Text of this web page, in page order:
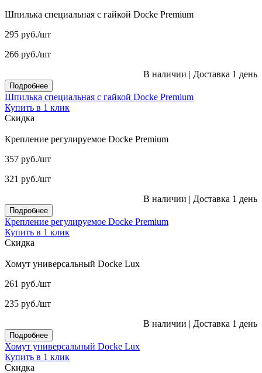
Шпилька специальная с гайкой Docke Premium
295 руб./шт
266 руб./шт
В наличии | Доставка 1 день
Подробнее
Шпилька специальная с гайкой Docke Premium
Купить в 1 клик
Скидка
Крепление регулируемое Docke Premium
357 руб./шт
321 руб./шт
В наличии | Доставка 1 день
Подробнее
Крепление регулируемое Docke Premium
Купить в 1 клик
Скидка
Хомут универсальный Docke Lux
261 руб./шт
235 руб./шт
В наличии | Доставка 1 день
Подробнее
Хомут универсальный Docke Lux
Купить в 1 клик
Скидка